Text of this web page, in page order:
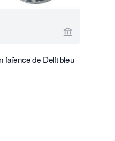
Voir la page
faïence de Delft bleu